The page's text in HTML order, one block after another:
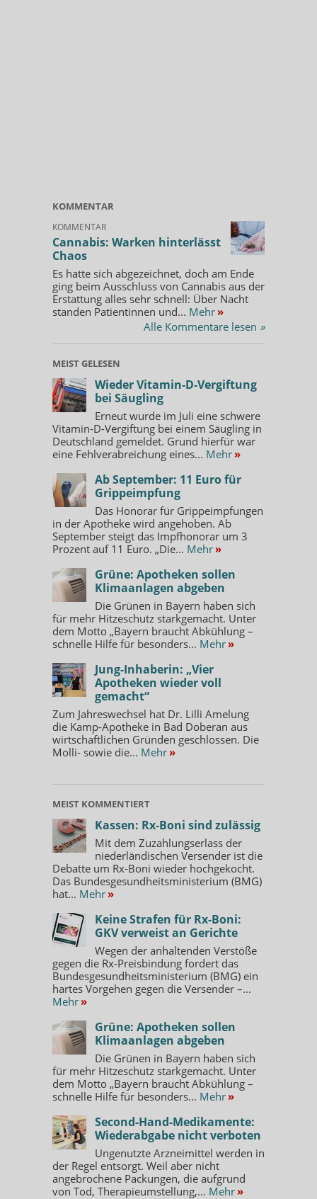
KOMMENTAR
KOMMENTAR
Cannabis: Warken hinterlässt
Chaos
Es hatte sich abgezeichnet, doch am Ende
ging beim Ausschluss von Cannabis aus der
Erstattung alles sehr schnell: Über Nacht
standen Patientinnen und... Mehr »
Alle Kommentare lesen »
MEIST GELESEN
Wieder Vitamin-D-Vergiftung
bei Säugling
Erneut wurde im Juli eine schwere
Vitamin-D-Vergiftung bei einem Säugling in
Deutschland gemeldet. Grund hierfür war
eine Fehlverabreichung eines... Mehr »
Ab September: 11 Euro für
Grippeimpfung
Das Honorar für Grippeimpfungen
in der Apotheke wird angehoben. Ab
September steigt das Impfhonorar um 3
Prozent auf 11 Euro. „Die... Mehr »
Grüne: Apotheken sollen
Klimaanlagen abgeben
Die Grünen in Bayern haben sich
für mehr Hitzeschutz starkgemacht. Unter
dem Motto „Bayern braucht Abkühlung –
schnelle Hilfe für besonders... Mehr »
Jung-Inhaberin: „Vier
Apotheken wieder voll
gemacht“
Zum Jahreswechsel hat Dr. Lilli Amelung
die Kamp-Apotheke in Bad Doberan aus
wirtschaftlichen Gründen geschlossen. Die
Molli- sowie die... Mehr »
MEIST KOMMENTIERT
Kassen: Rx-Boni sind zulässig
Mit dem Zuzahlungserlass der
niederländischen Versender ist die
Debatte um Rx-Boni wieder hochgekocht.
Das Bundesgesundheitsministerium (BMG)
hat... Mehr »
Keine Strafen für Rx-Boni:
GKV verweist an Gerichte
Wegen der anhaltenden Verstöße
gegen die Rx-Preisbindung fordert das
Bundesgesundheitsministerium (BMG) ein
hartes Vorgehen gegen die Versender –...
Mehr »
Grüne: Apotheken sollen
Klimaanlagen abgeben
Die Grünen in Bayern haben sich
für mehr Hitzeschutz starkgemacht. Unter
dem Motto „Bayern braucht Abkühlung –
schnelle Hilfe für besonders... Mehr »
Second-Hand-Medikamente:
Wiederabgabe nicht verboten
Ungenutzte Arzneimittel werden in
der Regel entsorgt. Weil aber nicht
angebrochene Packungen, die aufgrund
von Tod, Therapieumstellung,... Mehr »